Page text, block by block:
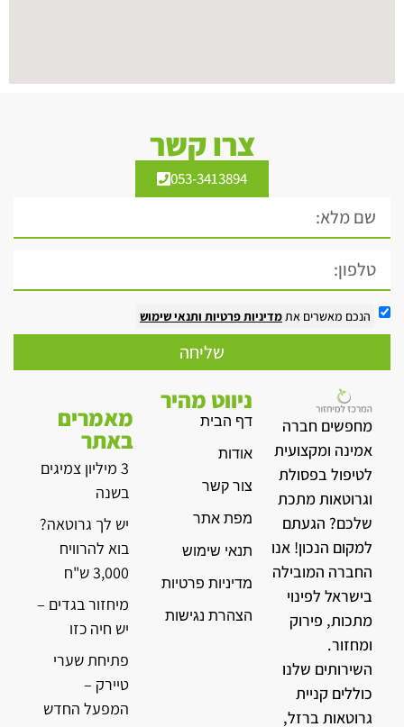
צרו קשר
053-3413894
הנכם מאשרים אתמדיניות פרטיות ותנאי שימוש
שליחה
מחפשים חברה
אמינה ומקצועית
לטיפול בפסולת
וגרוטאות מתכת
שלכם? הגעתם
למקום הנכון! אנו
החברה המובילה
בישראל לפינוי
מתכות, פירוק
ומחזור.
השירותים שלנו
כוללים קניית
גרוטאות ברזל,
ניווט מהיר
דף הבית
אודות
צור קשר
מפת אתר
תנאי שימוש
מדיניות פרטיות
הצהרת נגישות
מאמרים
באתר
3 מיליון צמיגים
בשנה
יש לך גרוטאה?
בוא להרוויח
3,000 ש"ח
מיחזור בגדים –
יש חיה כזו
פתיחת שערי
טיירק –
המפעל החדש